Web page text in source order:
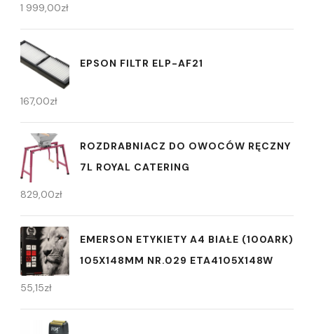
1 999,00zł
EPSON FILTR ELP-AF21
167,00zł
ROZDRABNIACZ DO OWOCÓW RĘCZNY
7L ROYAL CATERING
829,00zł
EMERSON ETYKIETY A4 BIAŁE (100ARK)
105X148MM NR.029 ETA4105X148W
55,15zł